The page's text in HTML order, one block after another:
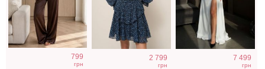
799
грн
2 799
грн
7 499
грн